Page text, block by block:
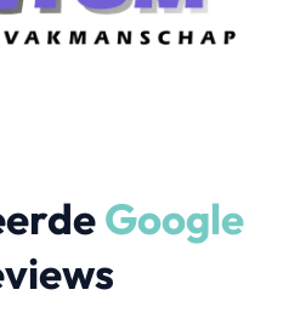
Google